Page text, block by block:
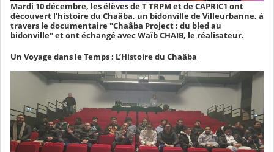
Mardi 10 décembre, les élèves de T TRPM et de CAPRIC1 ont
découvert l’histoire du Chaâba, un bidonville de Villeurbanne, à
travers le documentaire "Chaâba Project : du bled au
bidonville" et ont échangé avec Waïb CHAIB, le réalisateur.
Un Voyage dans le Temps : L’Histoire du Chaâba